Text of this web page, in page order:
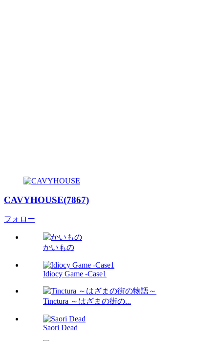
CAVYHOUSE(7867)
フォロー
かいもの
Idiocy Game -Case1
Tinctura ～はざまの街の...
Saori Dead